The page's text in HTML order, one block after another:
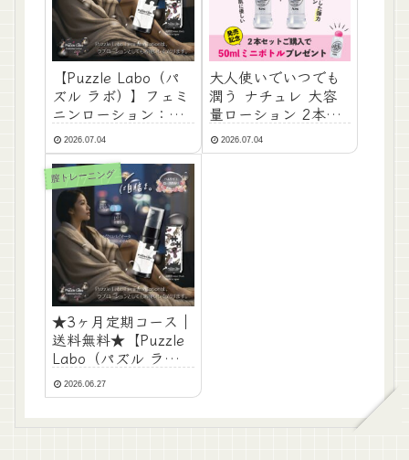
【Puzzle Labo（パ
ズル ラボ）】フェミ
ニンローション：ロ
ーズ由来の成分がデ
リケートゾーンの肌
環境を整え、健やか
に保ちます
2026.07.04
大人使いでいつでも
潤う ナチュレ 大容
量ローション 2本
組：自然派成分でお
肌に優しい天然ロー
2026.07.04
膣トレーニング
★3ヶ月定期コース｜
送料無料★【Puzzle
Labo（パズル ラ
ボ）】 フェミニン
ローション：デリケ
い」「乾燥」などを
2026.06.27